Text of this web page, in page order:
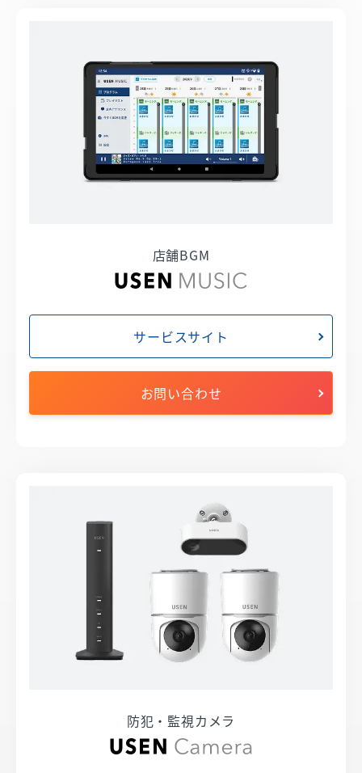
店舗BGM
サービスサイト
お問い合わせ
防犯・監視カメラ